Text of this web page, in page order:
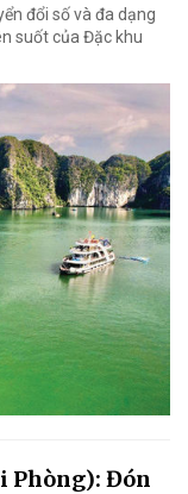
đổi số và đa dạng
suốt của Đặc khu
Phòng): Đón